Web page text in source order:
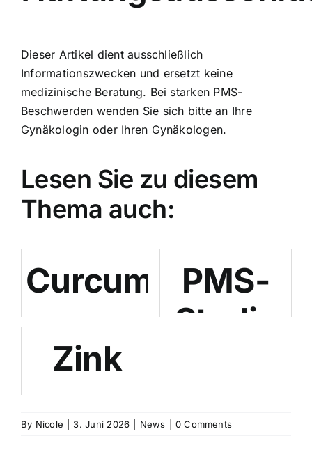
Dieser Artikel dient ausschließlich
Informationszwecken und ersetzt keine
medizinische Beratung. Bei starken PMS-
Beschwerden wenden Sie sich bitte an Ihre
Gynäkologin oder Ihren Gynäkologen.
Lesen Sie zu diesem
Thema auch:
Curcumin
PMS
Regelschmerzen:
PMS-
Studie
und die
Zink
PMS:
By Nicole 3. Juni 2026 News 0 Comments